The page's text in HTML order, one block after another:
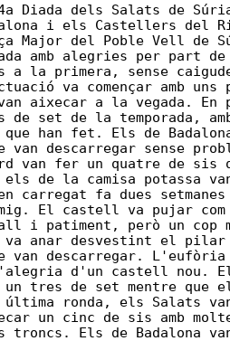
dels Salats de
i els Castellers del
del Poble Vell de
amb alegries per part
la primera, sense
va començar amb
aixecar a la vegada. En
set de la temporada,
han fet. Els de
descarregar sense
van fer un quatre de sis
els de la camisa potassa
carregat fa dues setmanes
El castell va pujar com
i patiment, però un cop
anar desvestint el
van descarregar.
d'un castell nou.
un tres de set mentre que
ronda, els Salats
un cinc de sis amb
troncs. Els de Badalona